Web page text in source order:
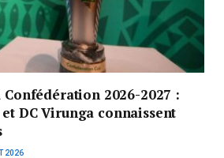
Confédération 2026-2027 :
DC Virunga connaissent
2026